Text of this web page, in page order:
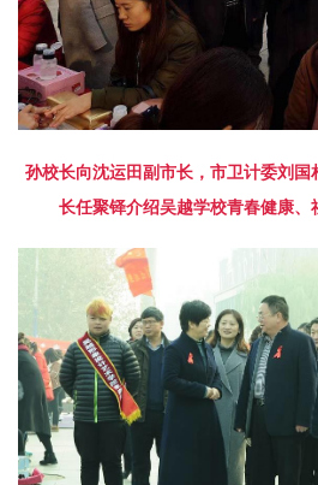
孙校长向沈运田副市长，市卫计委刘
长任聚铎介绍吴越学校青春健康、